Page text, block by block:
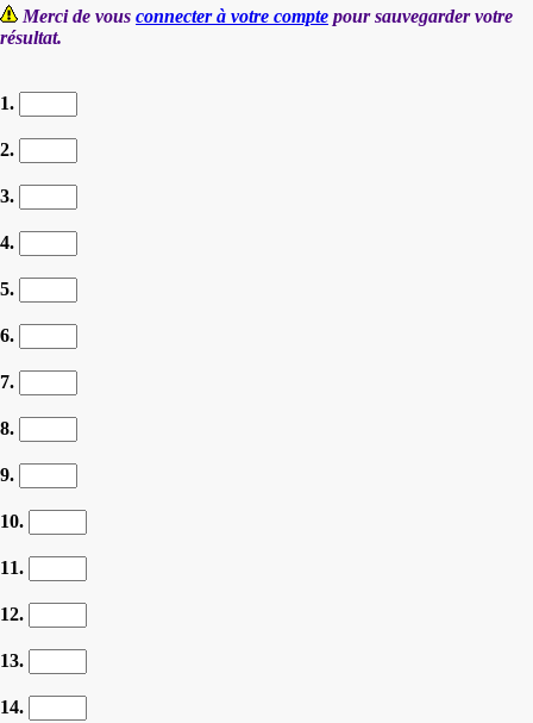
Merci de vous connecter à votre compte pour sauvegarder votre
résultat.
1.
2.
3.
4.
5.
6.
7.
8.
9.
10.
11.
12.
13.
14.